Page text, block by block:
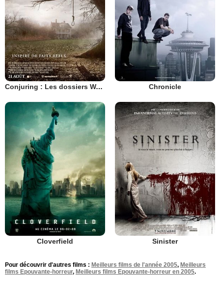
Conjuring : Les dossiers Warren Chronicle
Cloverfield Sinister
Pour découvrir d'autres films : Meilleurs films de l'année 2005, Meilleurs
films Epouvante-horreur, Meilleurs films Epouvante-horreur en 2005.